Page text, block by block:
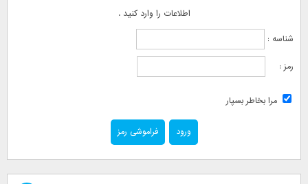
اطلاعات را وارد کنید .
شناسه :
رمز :
مرا بخاطر بسپار
فراموشی رمز